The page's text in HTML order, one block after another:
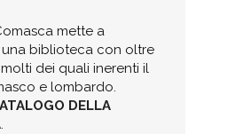
mette a
una biblioteca con oltre
dei quali inerenti il
e lombardo.
DELLA
.